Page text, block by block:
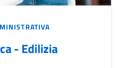
- Edilizia